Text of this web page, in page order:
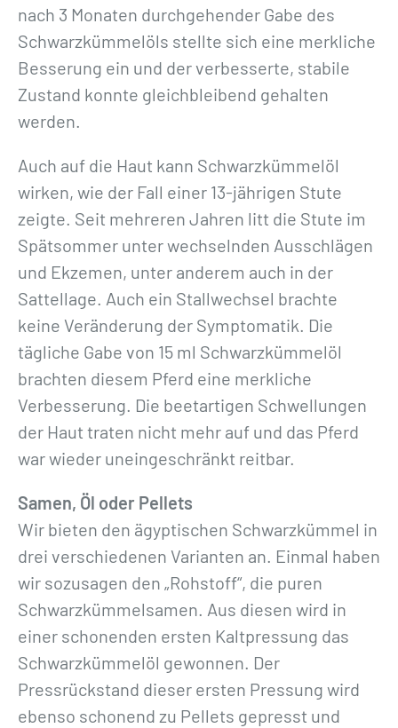
nach 3 Monaten durchgehender Gabe des
Schwarzkümmelöls stellte sich eine merkliche
Besserung ein und der verbesserte, stabile
Zustand konnte gleichbleibend gehalten
werden.
Auch auf die Haut kann Schwarzkümmelöl
wirken, wie der Fall einer 13-jährigen Stute
zeigte. Seit mehreren Jahren litt die Stute im
Spätsommer unter wechselnden Ausschlägen
und Ekzemen, unter anderem auch in der
Sattellage. Auch ein Stallwechsel brachte
keine Veränderung der Symptomatik. Die
tägliche Gabe von 15 ml Schwarzkümmelöl
brachten diesem Pferd eine merkliche
Verbesserung. Die beetartigen Schwellungen
der Haut traten nicht mehr auf und das Pferd
war wieder uneingeschränkt reitbar.
Samen, Öl oder Pellets
Wir bieten den ägyptischen Schwarzkümmel in
drei verschiedenen Varianten an. Einmal haben
wir sozusagen den „Rohstoff“, die puren
Schwarzkümmelsamen. Aus diesen wird in
einer schonenden ersten Kaltpressung das
Schwarzkümmelöl gewonnen. Der
Pressrückstand dieser ersten Pressung wird
ebenso schonend zu Pellets gepresst und